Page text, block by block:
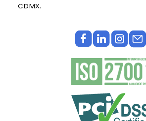
CDMX.